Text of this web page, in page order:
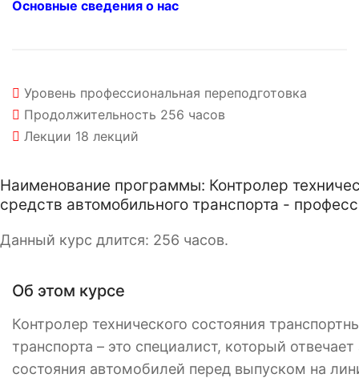
Основные сведения о нас
Уровень профессиональная переподготовка
Продолжительность 256 часов
Лекции 18 лекций
Наименование программы: Контролер
средств автомобильного транспорта -
Данный курс длится: 256 часов.
Об этом курсе
Контролер технического состояния
транспорта – это специалист, который
состояния автомобилей перед выпуском на